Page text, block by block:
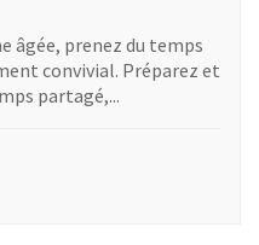
âgée, prenez du temps
convivial. Préparez et
partagé,...